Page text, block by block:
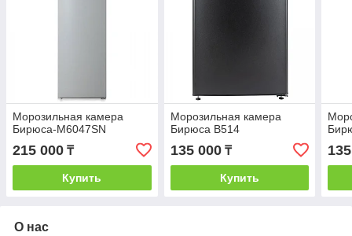
Морозильная камера
Бирюса-M6047SN
215 000 ₸
Купить
Морозильная камера
Бирюса B514
135 000₸
Купить
О нас